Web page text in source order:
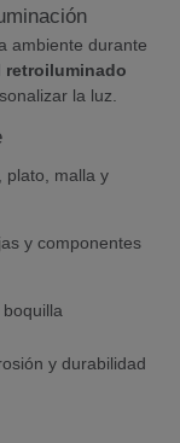
ambiente durante
retroiluminado
la luz.
plato, malla y
y componentes
y durabilidad